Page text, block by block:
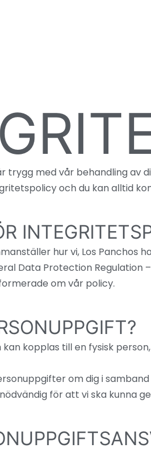
trygg med vår behandling av
och du kan alltid
hur vi, Los Panchos
Data Protection Regulation –
om vår policy.
kopplas till en fysisk
om dig i
för att vi ska kunna